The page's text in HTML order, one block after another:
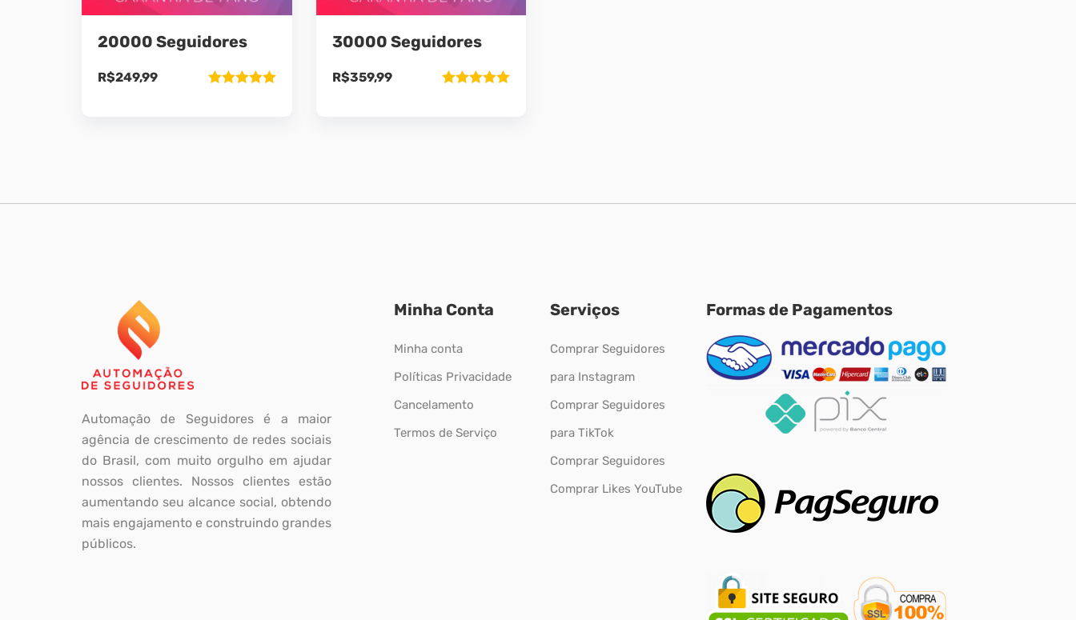
20000 Seguidores
R$249,99
30000 Seguidores
R$359,99
Automação de Seguidores é a maior
agência de crescimento de redes sociais
do Brasil, com muito orgulho em ajudar
nossos clientes. Nossos clientes estão
aumentando seu alcance social, obtendo
mais engajamento e construindo grandes
públicos.
Minha Conta
Minha conta
Políticas Privacidade
Cancelamento
Termos de Serviço
Serviços
Comprar Seguidores
para Instagram
Comprar Seguidores
para TikTok
Comprar Seguidores
Comprar Likes YouTube
Formas de Pagamentos